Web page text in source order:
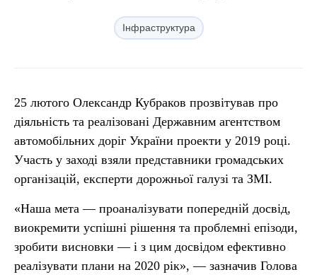
Інфраструктура
25 лютого Олександр Кубраков прозвітував про
діяльність та реалізовані Державним агентством
автомобільних доріг України проекти у 2019 році.
Участь у заході взяли представники громадських
організацій, експерти дорожньої галузі та ЗМІ.
«Наша мета — проаналізувати попередній досвід,
виокремити успішні рішення та проблемні епізоди,
зробити висновки — і з цим досвідом ефективно
реалізувати плани на 2020 рік», — зазначив Голова